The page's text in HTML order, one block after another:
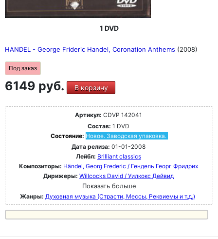
1 DVD
HANDEL - George Frideric Handel, Coronation Anthems (2008)
Под заказ
6149 руб. В корзину
Артикул: CDVP 142041
Состав: 1 DVD
Состояние: Новое. Заводская упаковка.
Дата релиза: 01-01-2008
Лейбл: Brilliant classics
Композиторы: Händel, Georg Frederic / Гендель Георг Фридрих
Дирижеры: Willcocks David / Уилкокс Дейвид
Показать больше
Жанры: Духовная музыка (Страсти, Мессы, Реквиемы и т.д.)